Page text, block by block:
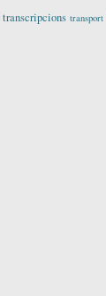
transcripcions transport